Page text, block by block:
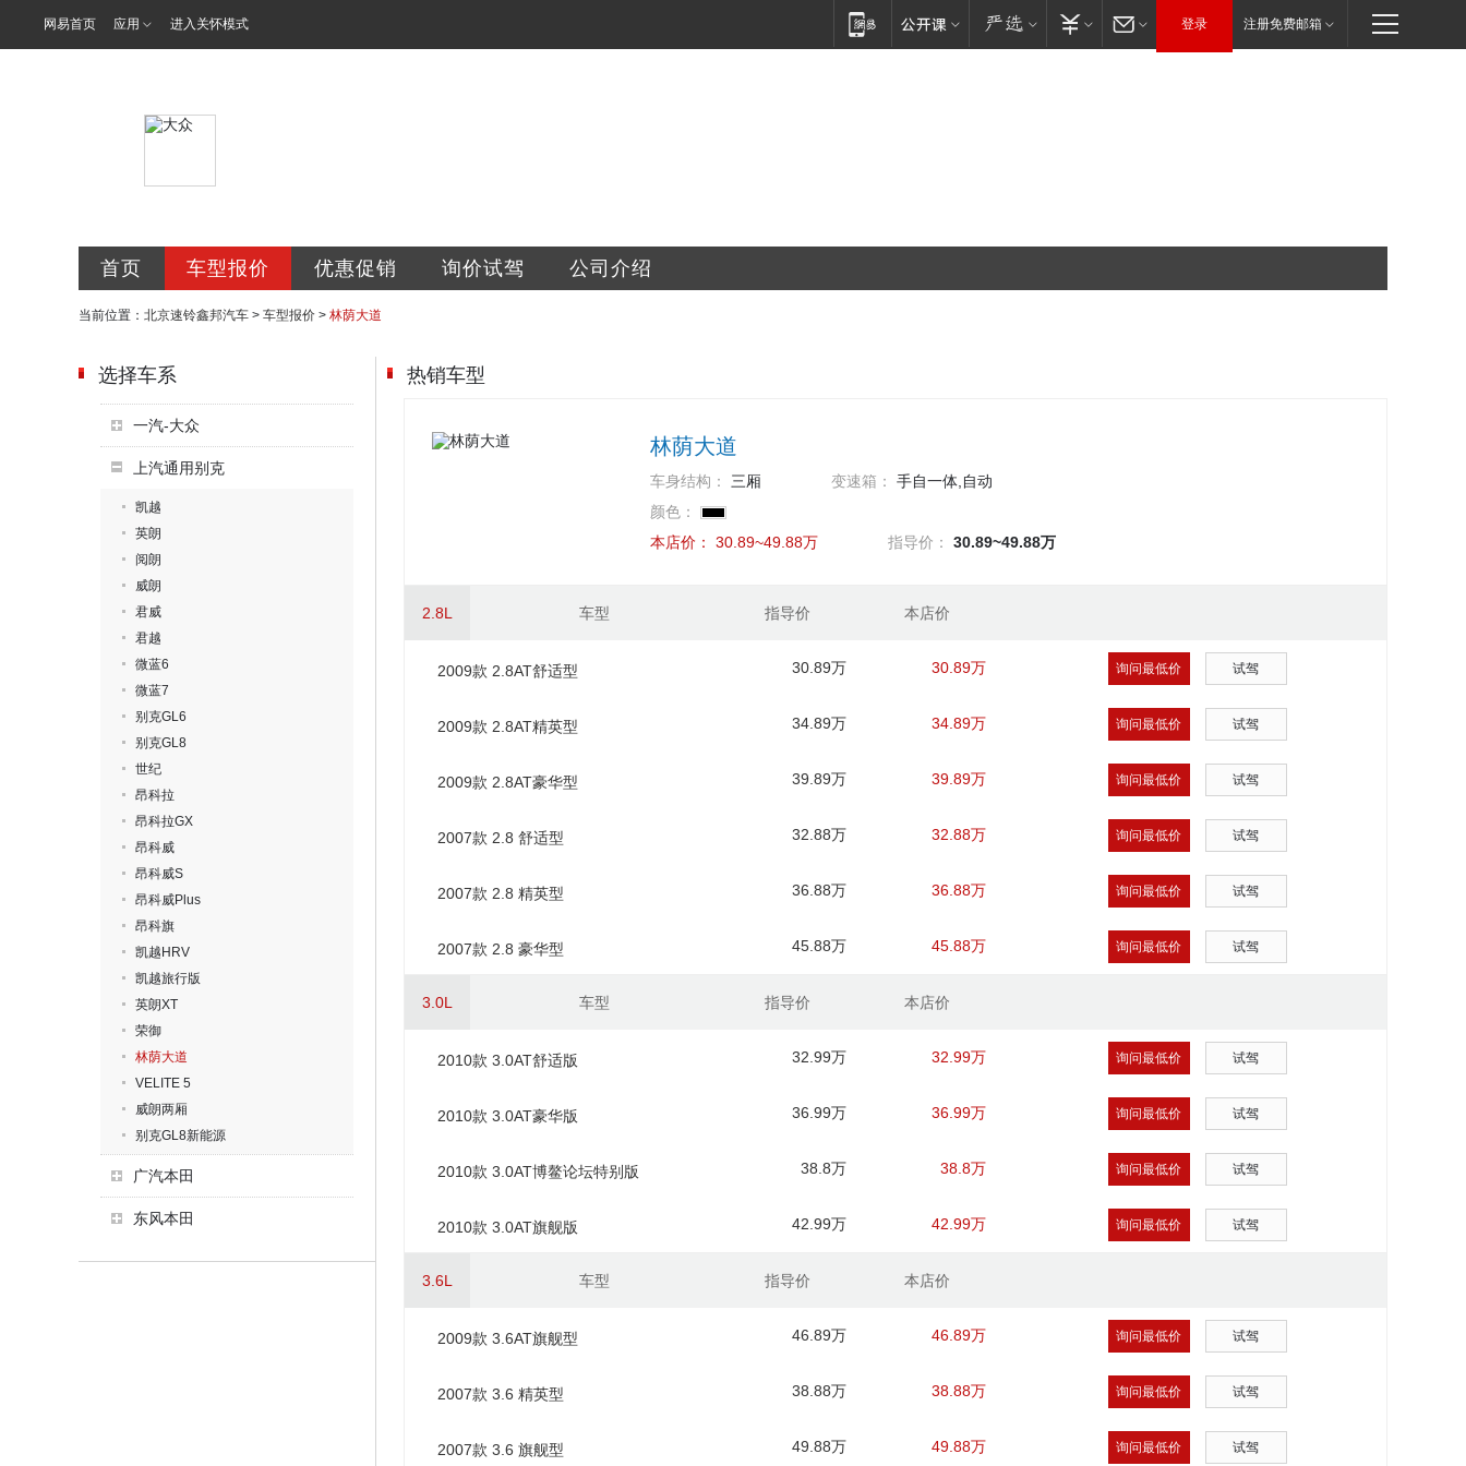
网易首页 应用 进入关怀模式 登录 注册免费邮箱
首页 车型报价 优惠促销 询价试驾 公司介绍
当前位置： 北京速铃鑫邦汽车 > 车型报价 > 林荫大道
选择车系
一汽-大众
上汽通用别克
凯越
英朗
阅朗
威朗
君威
君越
微蓝6
微蓝7
别克GL6
别克GL8
世纪
昂科拉
昂科拉GX
昂科威
昂科威S
昂科威Plus
昂科旗
凯越HRV
凯越旅行版
英朗XT
荣御
林荫大道
VELITE 5
威朗两厢
别克GL8新能源
广汽本田
东风本田
热销车型
林荫大道
车身结构： 三厢 变速箱：
手自一体,自动
颜色：
本店价：
30.89~49.88万 指导价： 30.89~49.88万
2.8L 车型 指导价 本店价
2009款 2.8AT舒适型 30.89万 30.89万 询问最低价 试驾
2009款 2.8AT精英型 34.89万 34.89万 询问最低价 试驾
2009款 2.8AT豪华型 39.89万 39.89万 询问最低价 试驾
2007款 2.8 舒适型 32.88万 32.88万 询问最低价 试驾
2007款 2.8 精英型 36.88万 36.88万 询问最低价 试驾
2007款 2.8 豪华型 45.88万 45.88万 询问最低价 试驾
3.0L 车型 指导价 本店价
2010款 3.0AT舒适版 32.99万 32.99万 询问最低价 试驾
2010款 3.0AT豪华版 36.99万 36.99万 询问最低价 试驾
2010款 3.0AT博鳌论坛特别版 38.8万 38.8万 询问最低价 试驾
2010款 3.0AT旗舰版 42.99万 42.99万 询问最低价 试驾
3.6L 车型 指导价 本店价
2009款 3.6AT旗舰型 46.89万 46.89万 询问最低价 试驾
2007款 3.6 精英型 38.88万 38.88万 询问最低价 试驾
2007款 3.6 旗舰型 49.88万 49.88万 询问最低价 试驾